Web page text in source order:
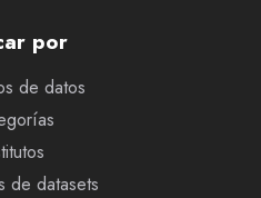
por
de datos
de datasets